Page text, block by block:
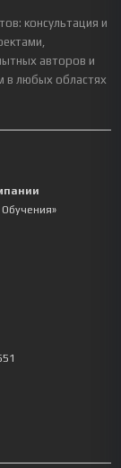
консультация и
авторов и
в любых областях